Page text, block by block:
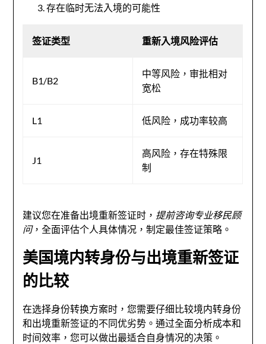
存在临时无法入境的可能性
签证类型 重新入境风险评估
B1/B2
中等风险，审批相对
宽松
L1 低风险，成功率较高
J1
高风险，存在特殊限
制
建议您在准备出境重新签证时， 提前咨询专业移民顾
问，全面评估个人具体情况，制定最佳签证策略。
美国境内转身份与出境重新签证
的比较
在选择身份转换方案时，您需要仔细比较境内转身份
和出境重新签证的不同优劣势。通过全面分析成本和
时间效率，您可以做出最适合自身情况的决策。